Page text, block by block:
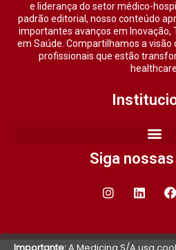
e liderança do setor médico-
padrão editorial, nosso conteúdo
importantes avanços em Inovação,
em Saúde. Compartilhamos a visão
profissionais que estão
healthcare.
Siga nossas